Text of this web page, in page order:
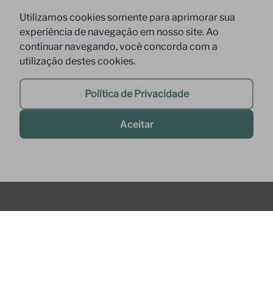
Utilizamos cookies somente para aprimorar sua
experiência de navegação em nosso site. Ao
continuar navegando, você concorda com a
utilização destes cookies.
Política de Privacidade
Aceitar